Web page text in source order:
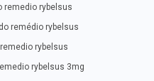
remedio rybelsus
remédio rybelsus
rybelsus
rybelsus 3mg